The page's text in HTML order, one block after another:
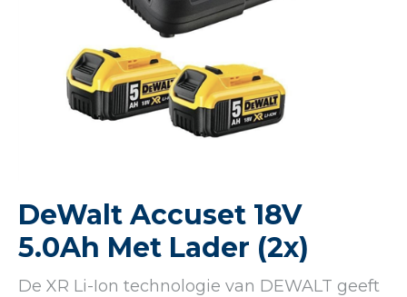
DeWalt Accuset 18V
5.0Ah Met Lader (2x)
De XR Li-Ion technologie van DEWALT geeft